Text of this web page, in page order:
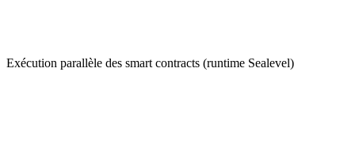
Exécution parallèle des smart contracts (runtime Sealevel)